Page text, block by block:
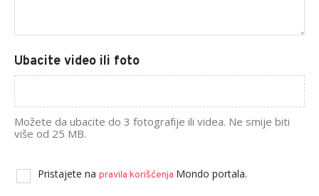
Ubacite video ili foto
Možete da ubacite do 3 fotografije ili videa. Ne smije biti
više od 25 MB.
Pristajete na pravila korišćenja Mondo portala.